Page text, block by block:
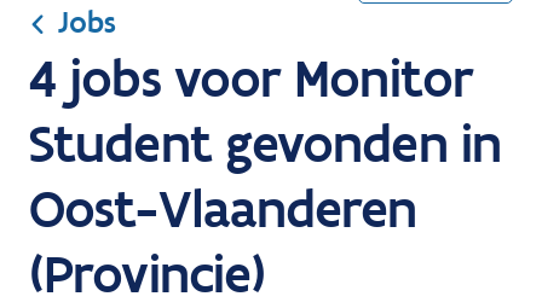
Jobs
4 jobs voor Monitor
Student gevonden in
Oost-Vlaanderen
(Provincie)